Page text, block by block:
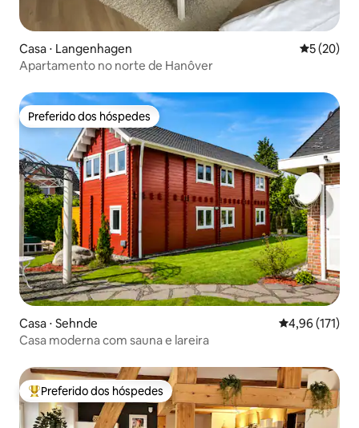
Casa ⋅ Langenhagen 5 de uma
5 (20)
Apartamento no norte de Hanôver
Preferido dos hóspedes
Preferido dos hóspedes
Casa ⋅ Sehnde 4,96 de uma
4,96 (171)
Casa moderna com sauna e lareira
Entre os melhores preferidos dos hóspedes
Preferido dos hóspedes